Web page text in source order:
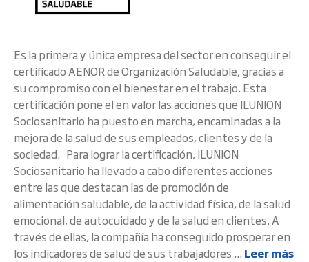
Es la primera y única empresa del sector en conseguir el
certificado AENOR de Organización Saludable, gracias a
su compromiso con el bienestar en el trabajo. Esta
certificación pone el en valor las acciones que ILUNION
Sociosanitario ha puesto en marcha, encaminadas a la
mejora de la salud de sus empleados, clientes y de la
sociedad. Para lograr la certificación, ILUNION
Sociosanitario ha llevado a cabo diferentes acciones
entre las que destacan las de promoción de
alimentación saludable, de la actividad física, de la salud
emocional, de autocuidado y de la salud en clientes. A
través de ellas, la compañía ha conseguido prosperar en
los indicadores de salud de sus trabajadores ... Leer más